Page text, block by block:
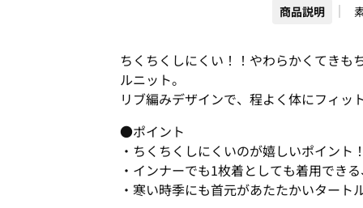
商品説明
ちくちくしにくい！！やわらかくてきも
ルニット。
リブ編みデザインで、程よく体にフィ
●ポイント
・ちくちくしにくいのが嬉しいポイン
・インナーでも1枚着としても着用でき
・寒い時季にも首元があたたかいタート